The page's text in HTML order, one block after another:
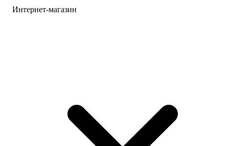
Интернет-магазин